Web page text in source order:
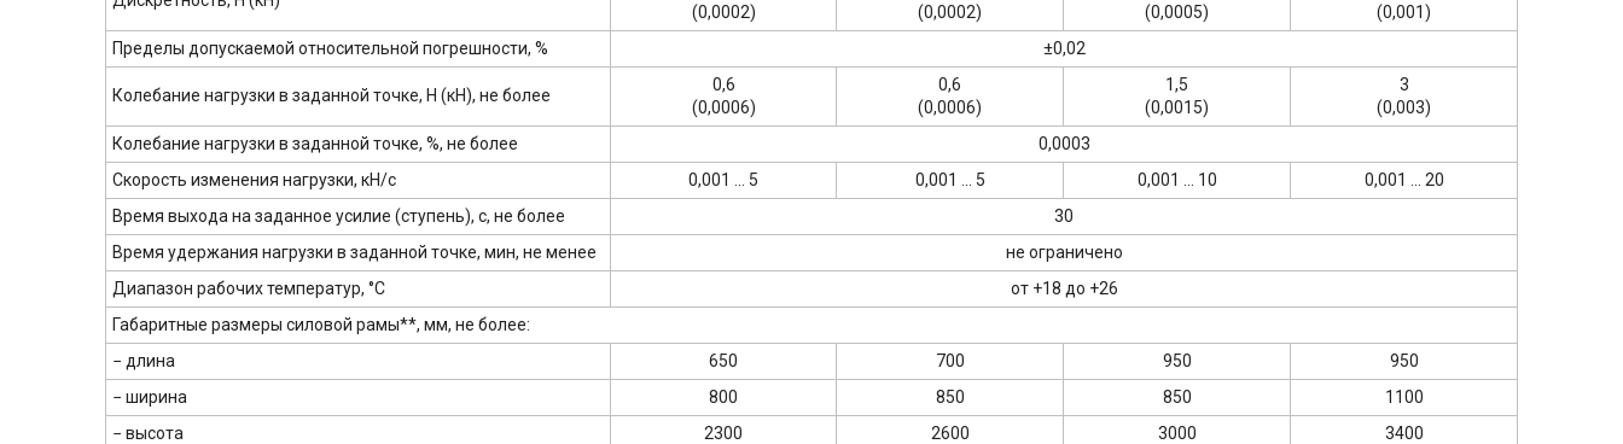
(0,0002)
(0,0002)
(0,0005)
(0,001)
Пределы допускаемой относительной погрешности, %
±0,02
Колебание нагрузки в задан­ной точке, Н (кН), не более
0,6
(0,0006)
0,6
(0,0006)
1,5
(0,0015)
3
(0,003)
Колебание нагрузки в задан­ной точке, %, не более
0,0003
Скорость изменения нагрузки, кН/с
0,001 ... 5 0,001 ... 5 0,001 ... 10
0,001 ... 20
Время выхода на заданное усилие (ступень), с, не более
30
Время удержания нагрузки в заданной точке, мин, не менее
не ограничено
Диапазон рабочих температур, °С
от +18 до +26
Габаритные размеры силовой рамы**, мм, не более:
− длина
650 700 950
950
− ширина
800 850 850
1100
− высота
2300 2600 3000
3400